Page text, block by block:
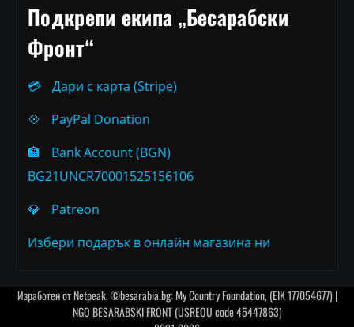
Подкрепи екипа „Бесарабски
Фронт“
💳
Дари с карта (Stripe)
💠
PayPal Donation
🏦
Bank Account (BGN)
BG21UNCR70001525156106
💎
Patreon
Избери подарък в онлайн магазина ни
Изработен отNetpeak. ©besarabia.bg: My Country Foundation, (EIK 177054677) |
NGO BESARABSKI FRONT (USREOU code 45447863)